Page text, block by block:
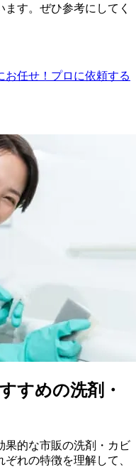
す。ぜひ参考にしてく
お任せ！プロに依頼する
すめの洗剤・
果的な市販の洗剤・カビ
れの特徴を理解して、